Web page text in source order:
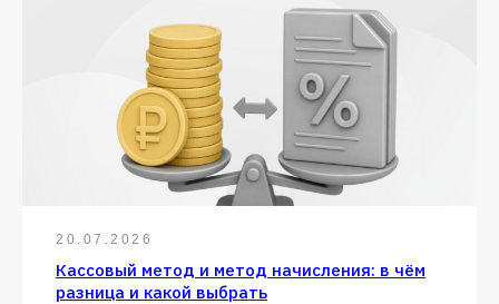
20.07.2026
Кассовый метод и метод начисления: в чём
разница и какой выбрать